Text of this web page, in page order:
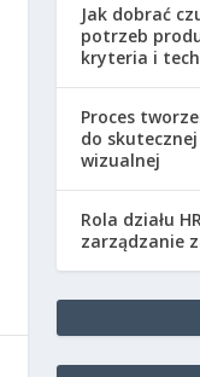
Jak dobrać
potrzeb
kryteria i
Proces
do
wizualnej
Rola działu
zarządzanie